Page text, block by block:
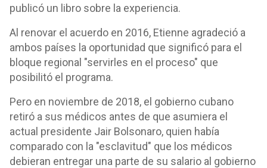
publicó un libro sobre la experiencia.
Al renovar el acuerdo en 2016, Etienne agradeció a
ambos países la oportunidad que significó para el
bloque regional "servirles en el proceso" que
posibilitó el programa.
Pero en noviembre de 2018, el gobierno cubano
retiró a sus médicos antes de que asumiera el
actual presidente Jair Bolsonaro, quien había
comparado con la "esclavitud" que los médicos
debieran entregar una parte de su salario al gobierno